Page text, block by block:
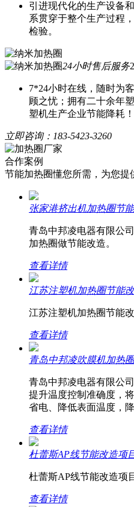
引进现代化的生产设备
系贯穿于整个生产过程
检验。
24小时售后服务
7*24小时在线，随时为
顾之忧；拥有二十余年
塑机生产企业节能降耗！
立即咨询： 183-5423-3260
合作案例
节能加热圈懂您所需，为您提
张家港挤出机加热圈节
青岛中邦凌电器有限公
加热圈做节能改造。
查看详情
江苏注塑机加热圈节能
江苏注塑机加热圈节能
查看详情
青岛中邦凌吹膜机加热
青岛中邦凌电器有限公
提升温度控制准确度，
省电、降低表面温度，
查看详情
杜蕾斯AP线节能改造项
杜蕾斯AP线节能改造项
查看详情